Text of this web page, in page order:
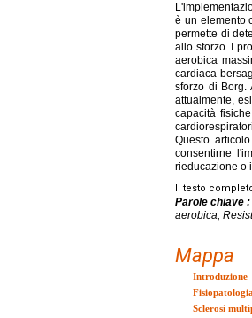
è un elemento
permette di
allo sforzo. I
aerobica
cardiaca
sforzo di Borg.
attualmente,
capacità
Questo
consentirne
rieducazione o
Il testo
Parole chiave :
aerobica,
Mappa
Introduzione
Sclerosi